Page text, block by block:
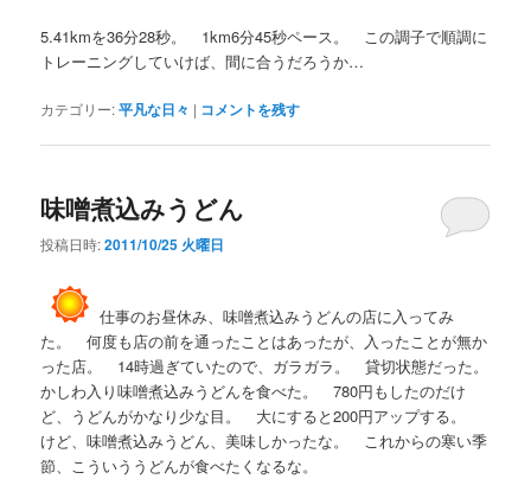
5.41kmを36分28秒。 1km6分45秒ペース。 この調子で順調に
トレーニングしていけば、間に合うだろうか…
カテゴリー:平凡な日々 | コメントを残す
味噌煮込みうどん
投稿日時:2011/10/25 火曜日
仕事のお昼休み、味噌煮込みうどんの店に入ってみ
た。 何度も店の前を通ったことはあったが、入ったことが無か
った店。 14時過ぎていたので、ガラガラ。 貸切状態だった。
かしわ入り味噌煮込みうどんを食べた。 780円もしたのだけ
ど、うどんがかなり少な目。 大にすると200円アップする。
けど、味噌煮込みうどん、美味しかったな。 これからの寒い季
節、こういううどんが食べたくなるな。